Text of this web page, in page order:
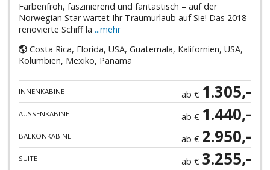
Farbenfroh, faszinierend und fantastisch – auf der
Norwegian Star wartet Ihr Traumurlaub auf Sie! Das 2018
renovierte Schiff lä ...mehr
Costa Rica, Florida, USA, Guatemala, Kalifornien, USA,
Kolumbien, Mexiko, Panama
INNENKABINE ab € 1.305,-
AUSSENKABINE ab € 1.440,-
BALKONKABINE ab € 2.950,-
SUITE ab €3.255,-